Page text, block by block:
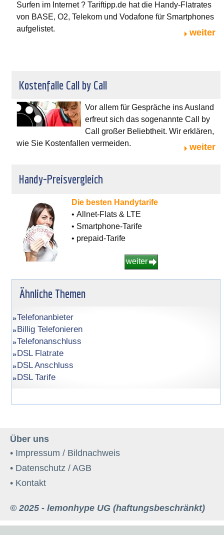
Surfen im Internet ? Tariftipp.de hat die Handy-Flatrates
von BASE, O2, Telekom und Vodafone für Smartphones
aufgelistet.
weiter
Kostenfalle Call by Call
Vor allem für Gespräche ins Ausland
erfreut sich das sogenannte Call by
Call großer Beliebtheit. Wir erklären,
wie Sie Kostenfallen vermeiden.
weiter
Handy-Preisvergleich
Die besten Handytarife
• Allnet-Flats & LTE
• Smartphone-Tarife
• prepaid-Tarife
weiter
Ähnliche Themen
Telefonanbieter
Billig Telefonieren
Telefonanschluss
DSL Flatrate
DSL Anschluss
DSL Tarife
Über uns
• Impressum / Bildnachweis
• Datenschutz / AGB
• Kontakt
© 2025 - lemonhype UG (haftungsbeschränkt)